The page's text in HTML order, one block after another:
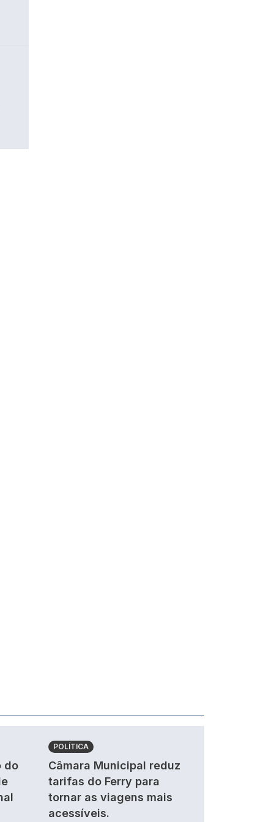
do
POLÍTICA
Câmara Municipal reduz
tarifas do Ferry para
tornar as viagens mais
acessíveis.